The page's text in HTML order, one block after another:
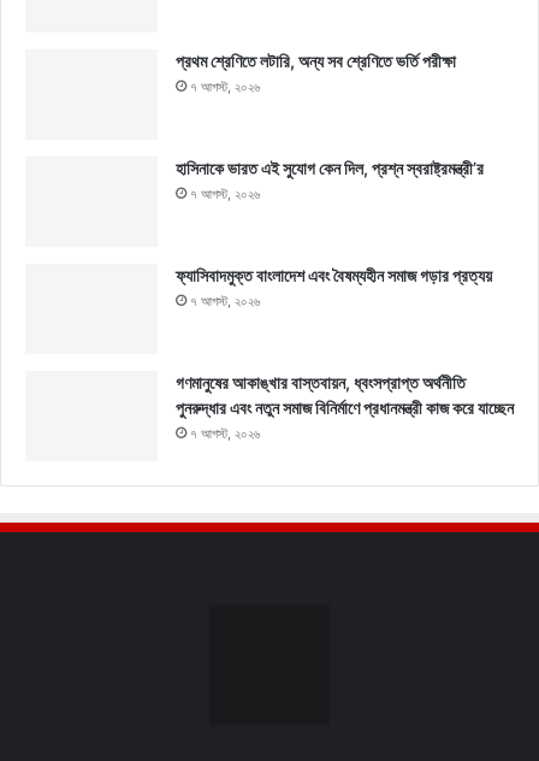
প্রথম শ্রেণিতে লটারি, অন্য সব শ্রেণিতে ভর্তি পরীক্ষা
৭ আগস্ট, ২০২৬
হাসিনাকে ভারত এই সুযোগ কেন দিল, প্রশ্ন স্বরাষ্ট্রমন্ত্রী’র
৭ আগস্ট, ২০২৬
ফ্যাসিবাদমুক্ত বাংলাদেশ এবং বৈষম্যহীন সমাজ গড়ার প্রত্যয়
৭ আগস্ট, ২০২৬
গণমানুষের আকাঙ্খার বাস্তবায়ন, ধ্বংসপ্রাপ্ত অর্থনীতি
পুনরুদ্ধার এবং নতুন সমাজ বিনির্মাণে প্রধানমন্ত্রী কাজ করে যাচ্ছেন
৭ আগস্ট, ২০২৬